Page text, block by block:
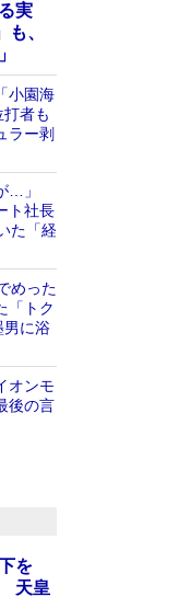
実
、
小園海
者も
ラー剥
が…」
ト社長
た「経
めった
「トク
に浴
オンモ
後の言
を
天皇